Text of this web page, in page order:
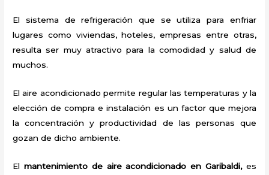
El sistema de refrigeración que se utiliza para enfriar
lugares como viviendas, hoteles, empresas entre otras,
resulta ser muy atractivo para la comodidad y salud de
muchos.
El aire acondicionado permite regular las temperaturas y la
elección de compra e instalación es un factor que mejora
la concentración y productividad de las personas que
gozan de dicho ambiente.
El mantenimiento de aire acondicionado en Garibaldi,es